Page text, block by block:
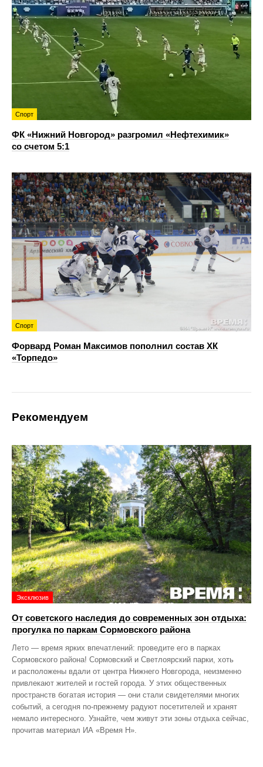
Спорт
ФК «Нижний Новгород» разгромил «Нефтехимик»
со счетом 5:1
Спорт
Форвард Роман Максимов пополнил состав ХК
«Торпедо»
Рекомендуем
Эксклюзив
От советского наследия до современных зон отдыха:
прогулка по паркам Сормовского района
Лето — время ярких впечатлений: проведите его в парках
Сормовского района! Сормовский и Светлоярский парки, хоть
и расположены вдали от центра Нижнего Новгорода, неизменно
привлекают жителей и гостей города. У этих общественных
пространств богатая история — они стали свидетелями многих
событий, а сегодня по‑прежнему радуют посетителей и хранят
немало интересного. Узнайте, чем живут эти зоны отдыха сейчас,
прочитав материал ИА «Время Н».